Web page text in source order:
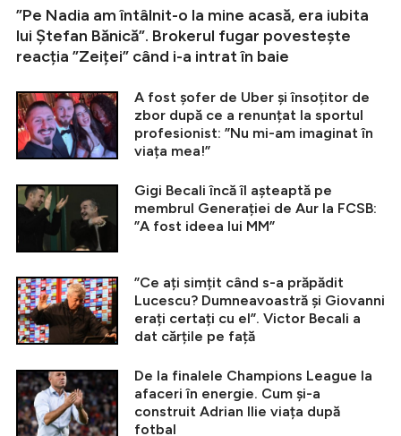
”Pe Nadia am întâlnit-o la mine acasă, era iubita
lui Ștefan Bănică”. Brokerul fugar povestește
reacția ”Zeiței” când i-a intrat în baie
A fost șofer de Uber și însoțitor de
zbor după ce a renunțat la sportul
profesionist: ”Nu mi-am imaginat în
viața mea!”
Gigi Becali încă îl așteaptă pe
membrul Generației de Aur la FCSB:
”A fost ideea lui MM”
”Ce ați simțit când s-a prăpădit
Lucescu? Dumneavoastră și Giovanni
erați certați cu el”. Victor Becali a
dat cărțile pe față
De la finalele Champions League la
afaceri în energie. Cum și-a
construit Adrian Ilie viața după
fotbal